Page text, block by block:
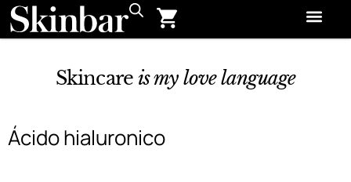
Skincare is my love language
Ácido hialuronico